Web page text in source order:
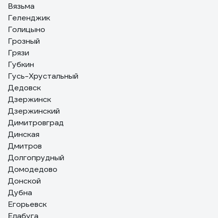
Вязьма
Геленджик
Голицыно
Грозный
Грязи
Губкин
Гусь-Хрустальный
Дедовск
Дзержинск
Дзержинский
Димитровград
Динская
Дмитров
Долгопрудный
Домодедово
Донской
Дубна
Егорьевск
Елабуга